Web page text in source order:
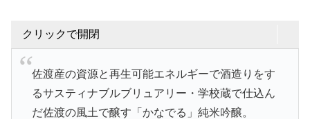
クリックで開閉
佐渡産の資源と再生可能エネルギーで酒造りをす
るサスティナブルブリュアリー・学校蔵で仕込ん
だ佐渡の風土で醸す「かなでる」純米吟醸。